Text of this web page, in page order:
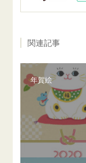
関連記事
年賀絵